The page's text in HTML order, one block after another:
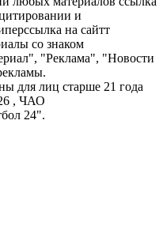
и
на сайтт
со знаком
"Реклама", "Новости
для лиц старше 21 года
, ЧАО
24".